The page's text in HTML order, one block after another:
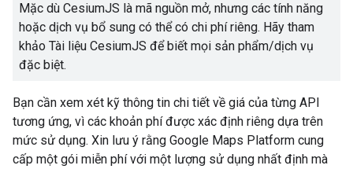
Mặc dù CesiumJS là mã nguồn mở, nhưng các tính năng
hoặc dịch vụ bổ sung có thể có chi phí riêng. Hãy tham
khảo Tài liệu CesiumJS để biết mọi sản phẩm/dịch vụ
đặc biệt.
Bạn cần xem xét kỹ thông tin chi tiết về giá của từng API
tương ứng, vì các khoản phí được xác định riêng dựa trên
mức sử dụng. Xin lưu ý rằng Google Maps Platform cung
cấp một gói miễn phí với một lượng sử dụng nhất định mà